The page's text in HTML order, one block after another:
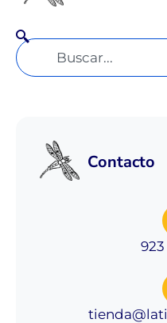
Contacto
923